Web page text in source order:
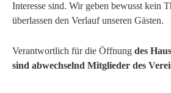
Interesse sind. Wir geben bewusst kein
überlassen den Verlauf unseren Gästen.
Verantwortlich für die Öffnung des
sind abwechselnd Mitglieder des